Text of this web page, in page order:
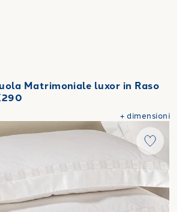
Matrimoniale luxor in Raso
+dimensioni
Lenzuola Matrimoniale dama in Raso di